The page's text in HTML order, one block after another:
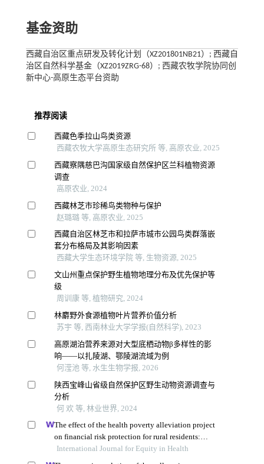
基金资助
西藏自治区重点研发及转化计划（XZ201801NB21）; 西藏自
治区自然科学基金（XZ2019ZRG-68）; 西藏农牧学院协同创
新中心-高原生态平台资助